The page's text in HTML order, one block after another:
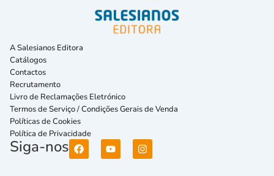
A Salesianos Editora
Catálogos
Contactos
Recrutamento
Livro de Reclamações Eletrónico
Termos de Serviço / Condições Gerais de Venda
Políticas de Cookies
Política de Privacidade
Siga-nos